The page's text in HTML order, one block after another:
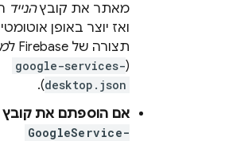
מאתר את קובץהנייד
ואז יוצר באופן
תצורה של Firebase ל
(
google-services-
desktop.json
).
אם הוספתם את קובץ
GoogleService-